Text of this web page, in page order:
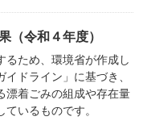
（令和４年度）
るため、環境省が作成し
ドライン」に基づき、
漂着ごみの組成や存在量
いるものです。